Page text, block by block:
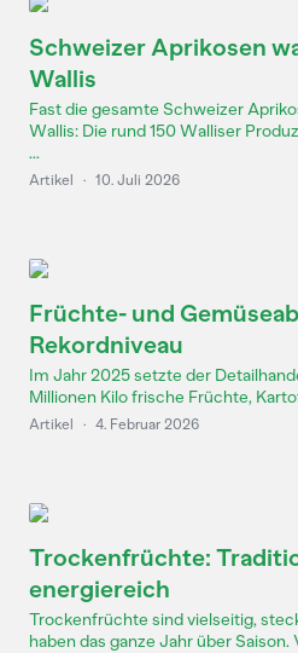
Schweizer Aprikosen
Wallis
Fast die gesamte Schweizer
Wallis: Die rund 150 Walliser
...
Artikel · 10. Juli 2026
Früchte- und
Rekordniveau
Im Jahr 2025 setzte der
Millionen Kilo frische Früchte,
Artikel · 4. Februar 2026
Trockenfrüchte:
energiereich
Trockenfrüchte sind vielseitig,
haben das ganze Jahr über